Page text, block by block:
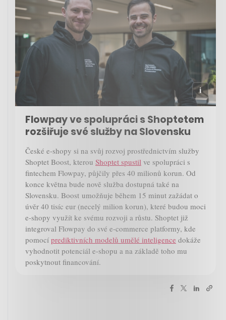
Flowpay ve spolupráci s Shoptetem
rozšiřuje své služby na Slovensku
České e-shopy si na svůj rozvoj prostřednictvím služby
Shoptet Boost, kterou Shoptet spustil ve spolupráci s
fintechem Flowpay, půjčily přes 40 milionů korun. Od
konce května bude nově služba dostupná také na
Slovensku. Boost umožňuje během 15 minut zažádat o
úvěr 40 tisíc eur (necelý milion korun), které budou moci
e-shopy využít ke svému rozvoji a růstu. Shoptet již
integroval Flowpay do své e-commerce platformy, kde
pomocí prediktivních modelů umělé inteligence dokáže
vyhodnotit potenciál e-shopu a na základě toho mu
poskytnout financování.